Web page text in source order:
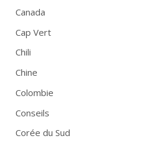
Canada
Cap Vert
Chili
Chine
Colombie
Conseils
Corée du Sud